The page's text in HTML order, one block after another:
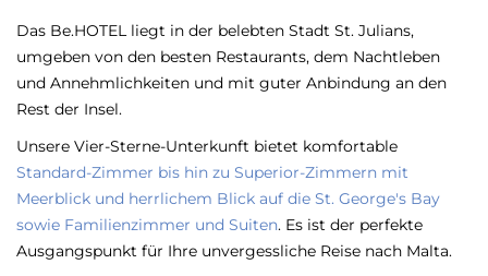
Das Be.HOTEL liegt in der belebten Stadt St. Julians,
umgeben von den besten Restaurants, dem Nachtleben
und Annehmlichkeiten und mit guter Anbindung an den
Rest der Insel.
Unsere Vier-Sterne-Unterkunft bietet komfortable
Standard-Zimmer bis hin zu Superior-Zimmern mit
Meerblick und herrlichem Blick auf die St. George's Bay
sowie Familienzimmer und Suiten. Es ist der perfekte
Ausgangspunkt für Ihre unvergessliche Reise nach Malta.